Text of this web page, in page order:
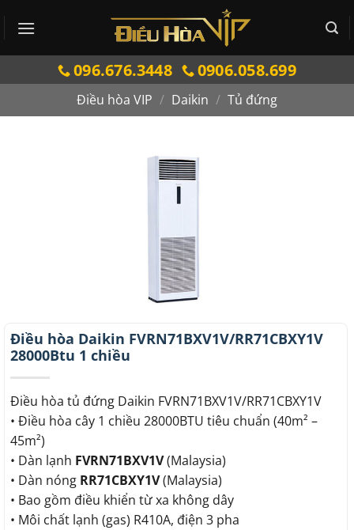
qua
096.676.3448 0906.058.699
Điều hòa VIP / Daikin / Tủ đứng
Điều hòa Daikin FVRN71BXV1V/RR71CBXY1V
28000Btu 1 chiều
Điều hòa tủ đứng Daikin FVRN71BXV1V/RR71CBXY1V
• Điều hòa cây 1 chiều 28000BTU tiêu chuẩn (40m² –
45m²)
• Dàn lạnh FVRN71BXV1V(Malaysia)
• Dàn nóng RR71CBXY1V(Malaysia)
• Bao gồm điều khiển từ xa không dây
• Môi chất lạnh (gas) R410A, điện 3 pha